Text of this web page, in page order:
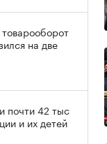
на две
почти 42 тыс
и их детей